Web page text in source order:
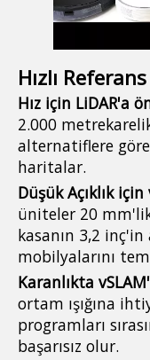
Hızlı
Hız için LiDAR'a
2.000
alternatiflere göre
haritalar.
Düşük Açıklık
üniteler 20
kasanın 3,2
mobilyalarını
Karanlıkta
ortam ışığına
programları
başarısız olur.